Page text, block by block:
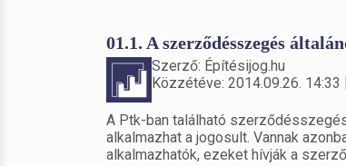
01.1. A szerződésszegés
Szerző: Építésijog.hu
Közzétéve: 2014.09.26.
A Ptk-ban található
alkalmazhat a jogosult. Vannak
alkalmazhatók, ezeket hívják a